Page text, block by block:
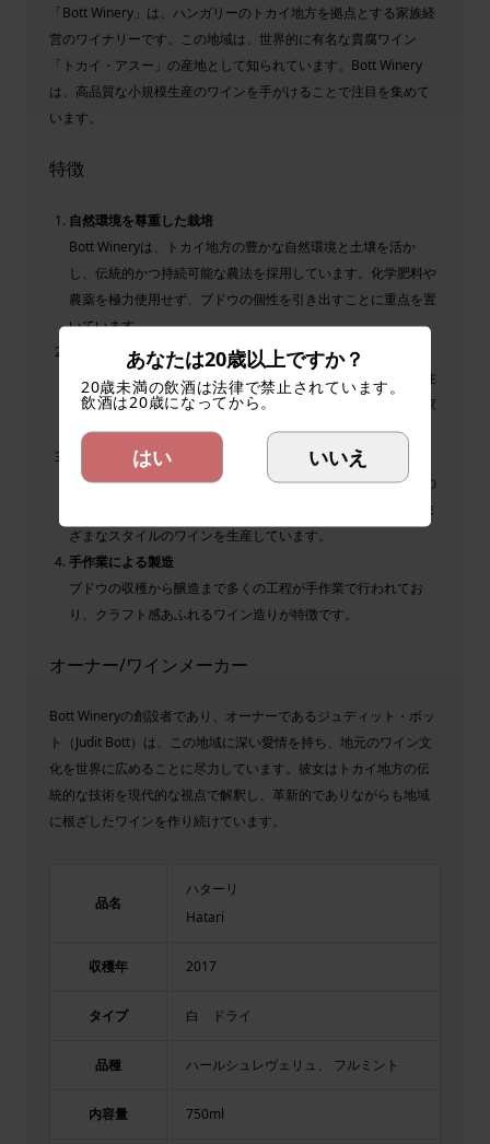
「Bott Winery」は、ハンガリーのトカイ地方を拠点とする家族経
営のワイナリーです。この地域は、世界的に有名な貴腐ワイン
「トカイ・アスー」の産地として知られています。Bott Winery
は、高品質な小規模生産のワインを手がけることで注目を集めて
います。
特徴
自然環境を尊重した栽培
Bott Wineryは、トカイ地方の豊かな自然環境と土壌を活か
し、伝統的かつ持続可能な農法を採用しています。化学肥料や
農薬を極力使用せず、ブドウの個性を引き出すことに重点を置
いています。
小ロット生産
ワインの生産量は非常に少なく、一つひとつの工程に細心の注
意を払っています。このため、ワインは希少性が高く、愛好家
の間で高い評価を受けています。
トカイ地方の多様なスタイル
トカイ・アスーなどの伝統的な甘口ワインだけでなく、辛口の
フルミントやハーシュレヴェリュー（地元の品種）など、さま
ざまなスタイルのワインを生産しています。
手作業による製造
ブドウの収穫から醸造まで多くの工程が手作業で行われてお
り、クラフト感あふれるワイン造りが特徴です。
オーナー/ワインメーカー
Bott Wineryの創設者であり、オーナーであるジュディット・ボッ
ト（Judit Bott）は、この地域に深い愛情を持ち、地元のワイン文
化を世界に広めることに尽力しています。彼女はトカイ地方の伝
統的な技術を現代的な視点で解釈し、革新的でありながらも地域
に根ざしたワインを作り続けています。
品名
ハターリ
Hatari
収穫年 2017
タイプ 白 ドライ
品種 ハールシュレヴェリュ、 フルミント
内容量 750ml
あなたは20歳以上ですか？
20歳未満の飲酒は法律で禁止されています。
飲酒は20歳になってから。
はい いいえ